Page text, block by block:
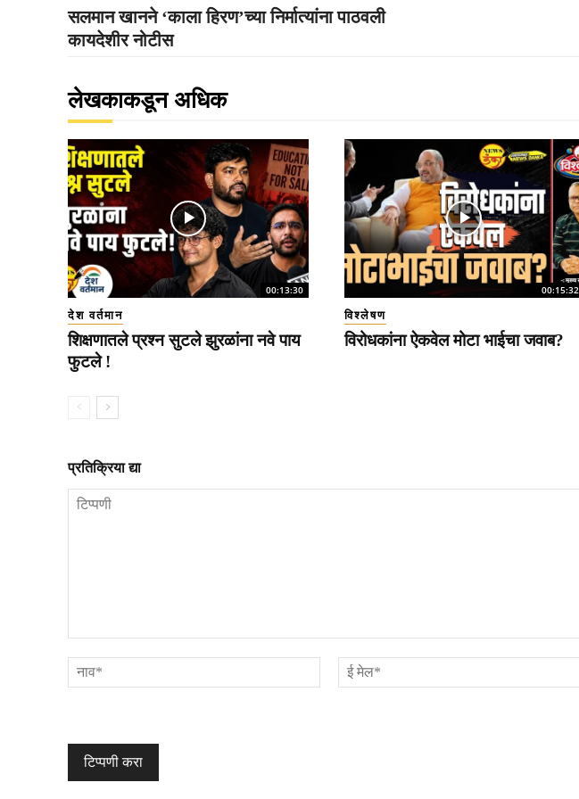
सलमान खानने ‘काला हिरण’च्या निर्मात्यांना पाठवली
कायदेशीर नोटीस
लेखकाकडून अधिक
00:13:30
देश वर्तमान
शिक्षणातले प्रश्न सुटले झुरळांना नवे पाय
फुटले !
00:15:32
विश्लेषण
विरोधकांना ऐकवेल मोटा भाईचा जवाब?
प्रतिक्रिया द्या
नाव*